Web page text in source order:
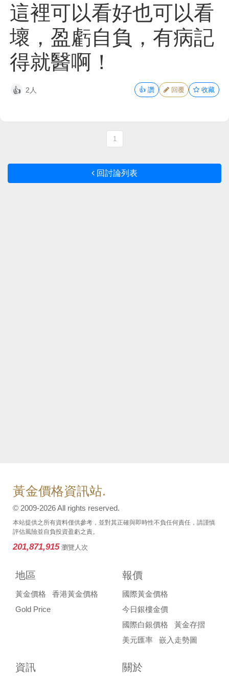
這裡可以看好也可以看
壞，盈虧自負，有病記
得就醫啊！
👍 2人 👍 讚 回覆 收藏
1
回討論列表
黃金價格資訊站.
© 2009-2026 All rights reserved.
本站提供之所有資料僅供參考，並對其正確與即時性不負任何責任，請謹慎
評估風險並自負投資盈虧之責。
201,871,915 瀏覽人次
地區
黃金價格
香港黃金價格
Gold Price
報價
國際黃金價格
今日銀樓金價
國際白銀價格
黃金存摺
美元匯率
嵌入走勢圖
資訊 關於